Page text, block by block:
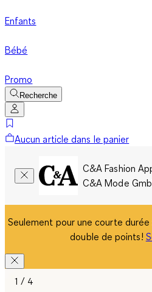
Enfants
Bébé
Promo
Recherche
Aucun article dans le panier
C&A Fashion
C&A Mode
Seulement pour une courte
double de points!
1 / 4